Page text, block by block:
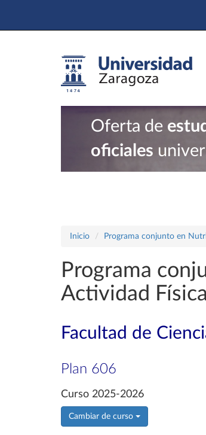
Oferta de
oficiales
Inicio Programa conjunto en
Programa
Actividad
Facultad de
Plan 606
Curso 2025-2026
Cambiar de curso